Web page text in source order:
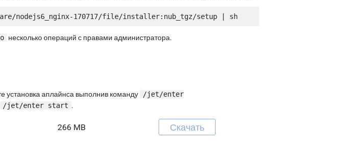
несколько операций с правами администратора.
установка аплайнса выполнив команду
/jet/enter
/jet/enter start .
266 MB Скачать